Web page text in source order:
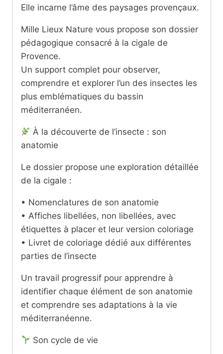
Elle incarne l’âme des paysages provençaux.
Mille Lieux Nature vous propose son dossier
pédagogique consacré à la cigale de
Provence.
Un support complet pour observer,
comprendre et explorer l’un des insectes les
plus emblématiques du bassin
méditerranéen.
À la découverte de l’insecte : son
anatomie
Le dossier propose une exploration détaillée
de la cigale :
• Nomenclatures de son anatomie
• Affiches libellées, non libellées, avec
étiquettes à placer et leur version coloriage
• Livret de coloriage dédié aux différentes
parties de l’insecte
Un travail progressif pour apprendre à
identifier chaque élément de son anatomie
et comprendre ses adaptations à la vie
méditerranéenne.
Son cycle de vie